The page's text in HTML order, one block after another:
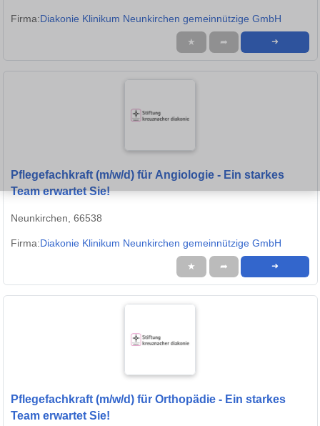
Firma:Diakonie Klinikum Neunkirchen gemeinnützige GmbH
★ ➦ ➜
Pflegefachkraft (m/w/d) für Angiologie - Ein starkes
Team erwartet Sie!
Neunkirchen, 66538
Firma:Diakonie Klinikum Neunkirchen gemeinnützige GmbH
★ ➦ ➜
Pflegefachkraft (m/w/d) für Orthopädie - Ein starkes
Team erwartet Sie!